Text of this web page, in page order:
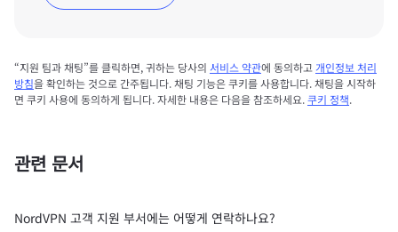
“지원 팀과 채팅”를 클릭하면, 귀하는 당사의 서비스 약관에 동의하고 개인정보 처리
방침을 확인하는 것으로 간주됩니다. 채팅 기능은 쿠키를 사용합니다. 채팅을 시작하
면 쿠키 사용에 동의하게 됩니다. 자세한 내용은 다음을 참조하세요.쿠키 정책.
관련 문서
NordVPN 고객 지원 부서에는 어떻게 연락하나요?